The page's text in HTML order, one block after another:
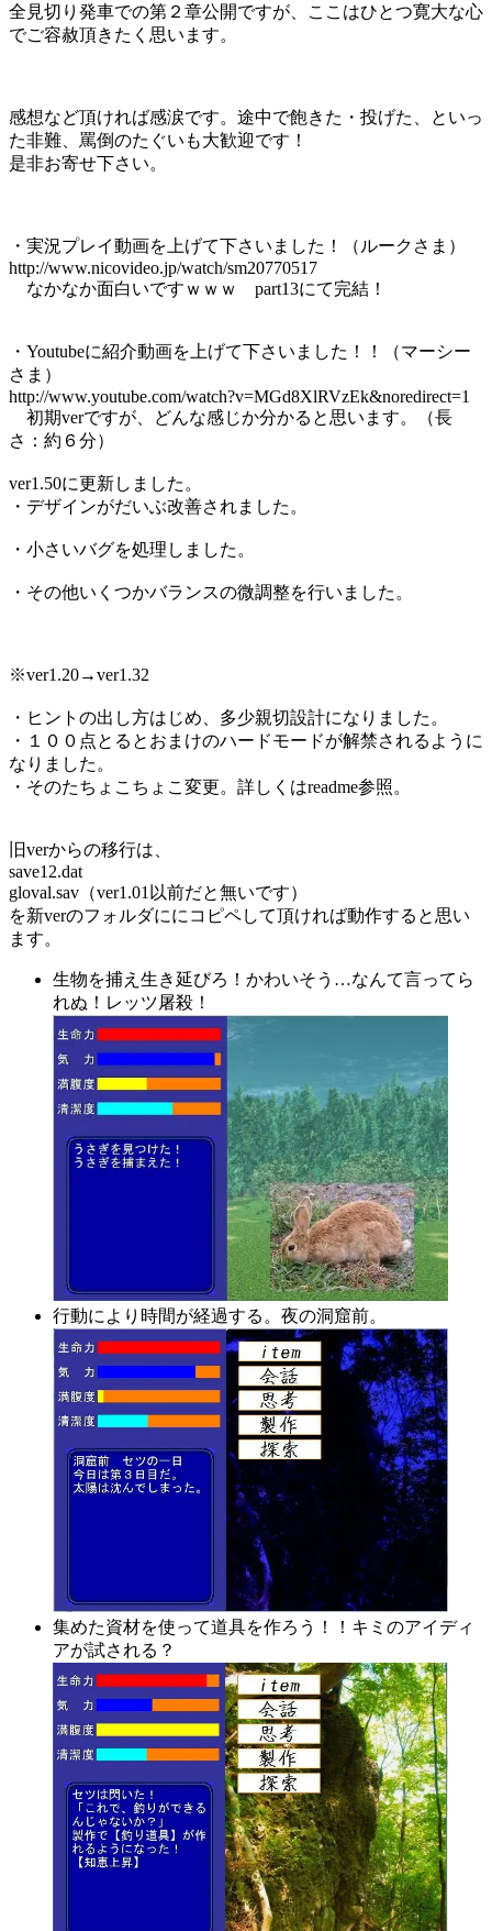
全見切り発車での第２章公開ですが、ここはひとつ寛大な心
でご容赦頂きたく思います。
感想など頂ければ感涙です。途中で飽きた・投げた、といっ
た非難、罵倒のたぐいも大歓迎です！
是非お寄せ下さい。
・実況プレイ動画を上げて下さいました！（ルークさま）
http://www.nicovideo.jp/watch/sm20770517
なかなか面白いですｗｗｗ part13にて完結！
・Youtubeに紹介動画を上げて下さいました！！（マーシー
さま）
http://www.youtube.com/watch?v=MGd8XlRVzEk&noredirect=1
初期verですが、どんな感じか分かると思います。（長
さ：約６分）
ver1.50に更新しました。
・デザインがだいぶ改善されました。
・小さいバグを処理しました。
・その他いくつかバランスの微調整を行いました。
※ver1.20→ver1.32
・ヒントの出し方はじめ、多少親切設計になりました。
・１００点とるとおまけのハードモードが解禁されるように
なりました。
・そのたちょこちょこ変更。詳しくはreadme参照。
旧verからの移行は、
save12.dat
gloval.sav（ver1.01以前だと無いです）
を新verのフォルダににコピペして頂ければ動作すると思い
ます。
生物を捕え生き延びろ！かわいそう…なんて言ってら
れぬ！レッツ屠殺！
行動により時間が経過する。夜の洞窟前。
集めた資材を使って道具を作ろう！！キミのアイディ
アが試される？